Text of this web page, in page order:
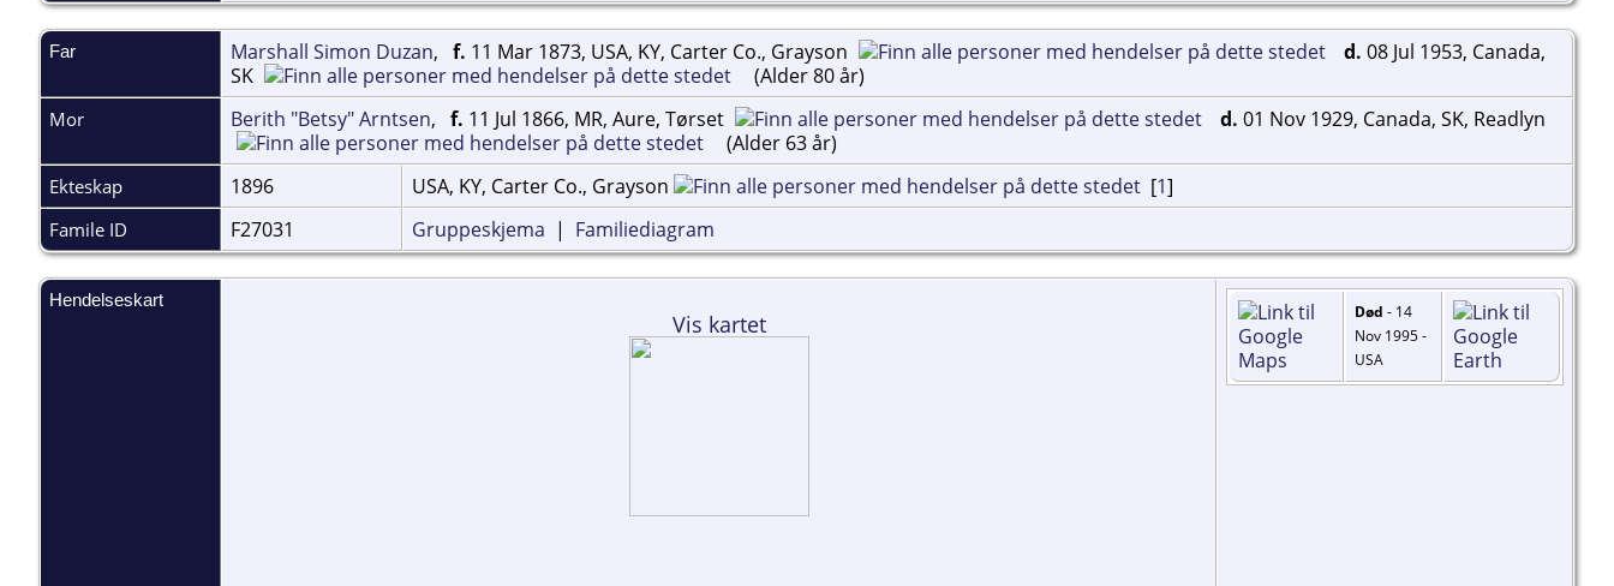
Far Marshall Simon Duzan, f. 11 Mar 1873, USA, KY, Carter Co., Grayson d. 08 Jul 1953, Canada,
SK
(Alder 80 år)
Mor Berith "Betsy" Arntsen, f. 11 Jul 1866, MR, Aure, Tørset d. 01 Nov 1929, Canada, SK, Readlyn
(Alder 63 år)
Ekteskap 1896 USA, KY, Carter Co., Grayson [1]
Famile ID F27031 Gruppeskjema | Familiediagram
Hendelseskart
Vis kartet Død - 14
Nov 1995 -
USA